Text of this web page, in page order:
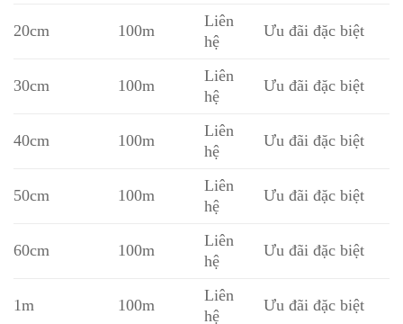
20cm 100m
Liên
hệ
Ưu đãi đặc biệt
30cm 100m
Liên
hệ
Ưu đãi đặc biệt
40cm 100m
Liên
hệ
Ưu đãi đặc biệt
50cm 100m
Liên
hệ
Ưu đãi đặc biệt
60cm 100m
Liên
hệ
Ưu đãi đặc biệt
1m 100m
Liên
hệ
Ưu đãi đặc biệt